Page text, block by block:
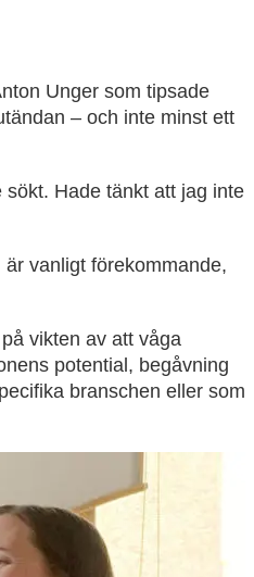
Unger som tipsade
– och inte minst ett
Hade tänkt att jag inte
vanligt förekommande,
vikten av att våga
potential, begåvning
branschen eller som